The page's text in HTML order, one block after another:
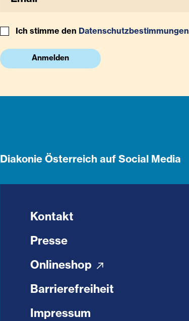
Ich stimme den Datenschutzbestimmungen
Anmelden
Diakonie Österreich auf Social Media
Kontakt
Presse
Onlineshop
Barrierefreiheit
Impressum